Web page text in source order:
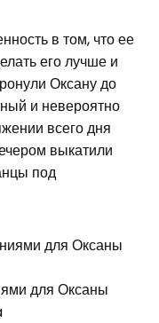
в том, что ее
его лучше и
Оксану до
и невероятно
всего дня
выкатили
под
для Оксаны